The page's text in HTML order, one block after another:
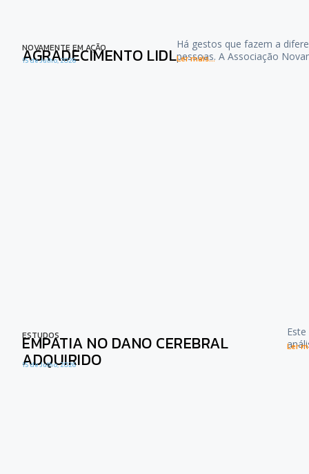
NOVAMENTE EM AÇÃO
AGRADECIMENTO LIDL
15 de Julho, 2026
Há gestos que fazem a
pessoas. A Associação
Ler mais...
ESTUDOS
EMPATIA NO DANO CEREBRAL
ADQUIRIDO
15 de Julho, 2026
Ler